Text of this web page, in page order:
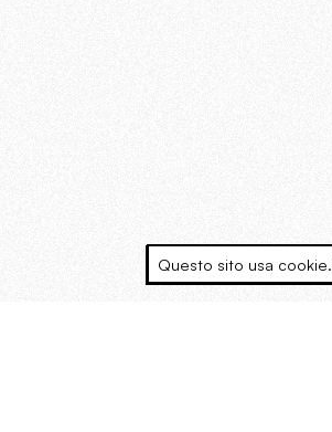
Questo sito usa cookie.